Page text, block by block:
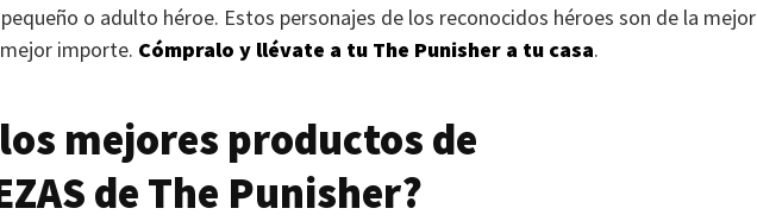
o adulto héroe. Estos personajes de los reconocidos héroes son de la mejor
importe. Cómpralo y llévate a tu The Punisher a tu casa.
mejores productos de
de The Punisher?